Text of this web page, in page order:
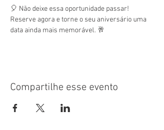
🎈 Não deixe essa oportunidade passar!
Reserve agora e torne o seu aniversário uma
data ainda mais memorável. 🥂
Compartilhe esse evento